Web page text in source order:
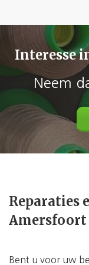
Interesse
Neem
Reparaties
Amersfoort
Bent u voor uw